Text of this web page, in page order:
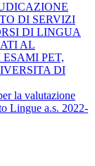
DI SERVIZI
DI LINGUA
AL
PET,
DI
la valutazione
Lingue a.s. 2022-